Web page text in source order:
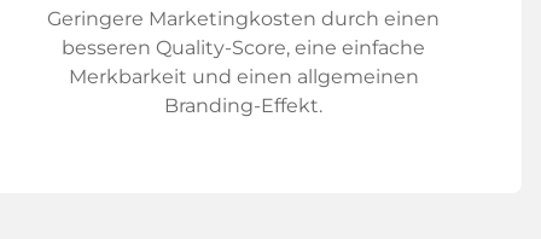
Geringere Marketingkosten durch einen
besseren Quality-Score, eine einfache
Merkbarkeit und einen allgemeinen
Branding-Effekt.